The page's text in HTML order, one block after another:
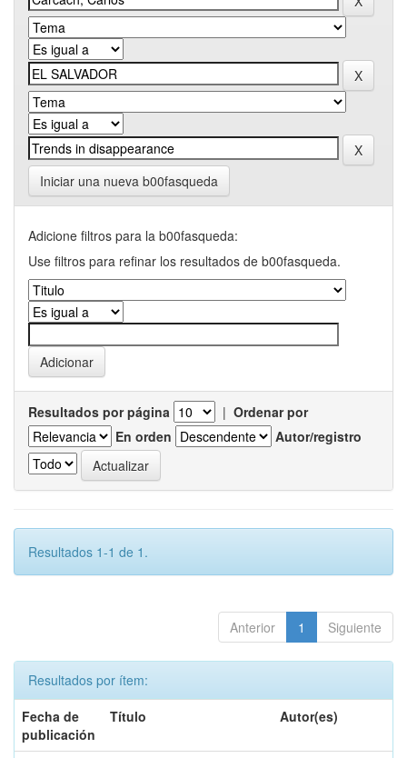
Iniciar una nueva b00fasqueda
Adicione filtros para la b00fasqueda:
Use filtros para refinar los resultados de b00fasqueda.
Resultados por página | Ordenar por
En orden
Autor/registro
Resultados 1-1 de 1.
Anterior 1 Siguiente
Resultados por ítem:
Fecha de
publicación
Título Autor(es)